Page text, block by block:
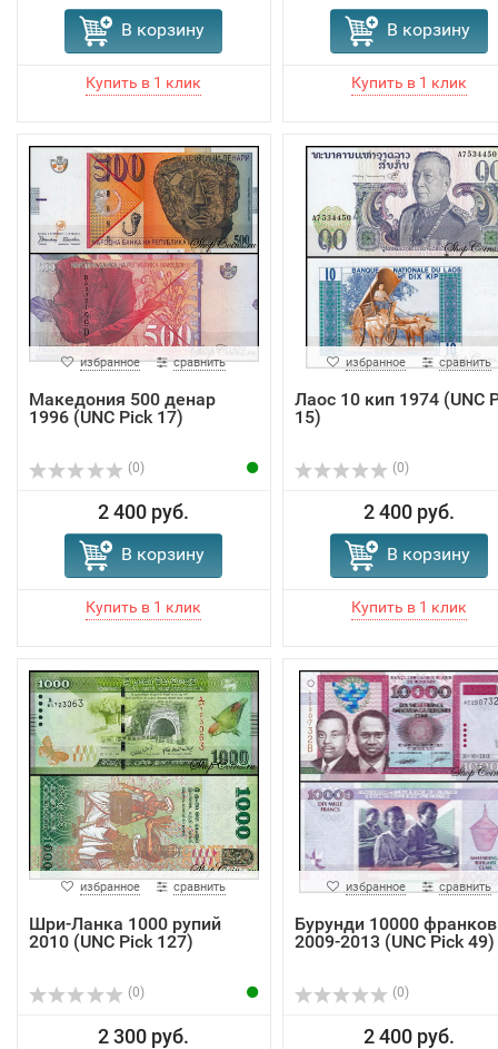
В корзину В корзину
избранное сравнить
Македония 500 денар
1996 (UNC Pick 17)
(0)
2 400 руб.
В корзину
избранное сравнить
Лаос 10 кип 1974 (UNC
15)
(0)
2 400 руб.
В корзину
избранное сравнить
Шри-Ланка 1000 рупий
2010 (UNC Pick 127)
(0)
2 300 руб.
избранное сравнить
Бурунди 10000 франков
2009-2013 (UNC Pick 49)
(0)
2 400 руб.